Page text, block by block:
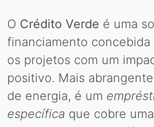
O Crédito Verde é uma
financiamento concebida
os projetos com um
positivo. Mais
de energia, é um
específica que cobre